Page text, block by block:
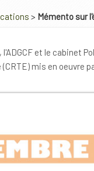
> Mémento sur
l'ADGCF et le cabinet
mis en oeuvre